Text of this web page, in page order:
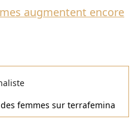
augmentent encore
femmes sur terrafemina